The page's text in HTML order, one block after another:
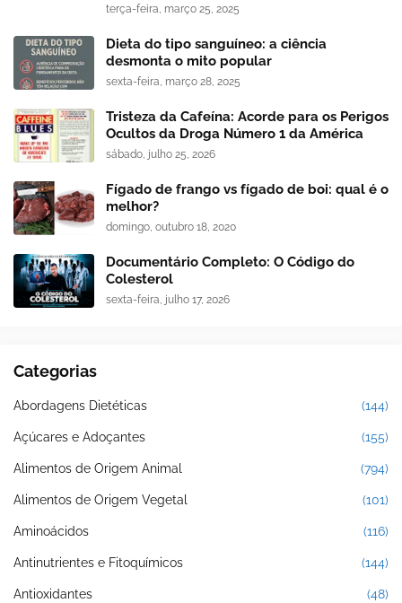
terça-feira, março 25, 2025
Dieta do tipo sanguíneo: a ciência
desmonta o mito popular
sexta-feira, março 28, 2025
Tristeza da Cafeína: Acorde para os Perigos
Ocultos da Droga Número 1 da América
sábado, julho 25, 2026
Fígado de frango vs fígado de boi: qual é o
melhor?
domingo, outubro 18, 2020
Documentário Completo: O Código do
Colesterol
sexta-feira, julho 17, 2026
Categorias
Abordagens Dietéticas (144)
Açúcares e Adoçantes (155)
Alimentos de Origem Animal (794)
Alimentos de Origem Vegetal (101)
Aminoácidos (116)
Antinutrientes e Fitoquímicos (144)
Antioxidantes (48)